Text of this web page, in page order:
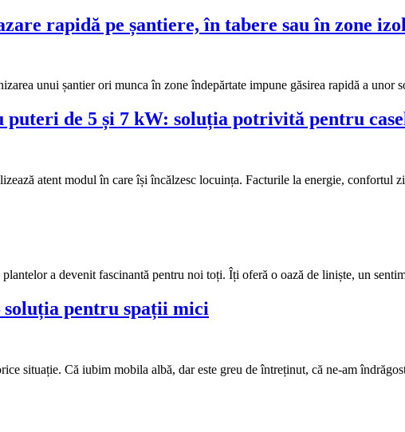
rapidă pe șantiere, în tabere sau în zone
unui șantier ori munca în zone îndepărtate impune găsirea rapidă a unor
puteri de 5 și 7 kW: soluția potrivită pentru
atent modul în care își încălzesc locuința. Facturile la energie, confortul
a devenit fascinantă pentru noi toți. Îți oferă o oază de liniște, un
soluția pentru spații mici
situație. Că iubim mobila albă, dar este greu de întreținut, că ne-am